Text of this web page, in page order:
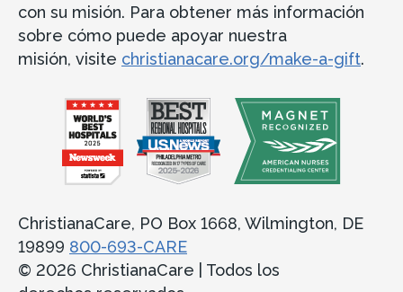
con su misión. Para obtener más información
sobre cómo puede apoyar nuestra
misión, visite christianacare.org/make-a-gift.
ChristianaCare, PO Box 1668, Wilmington, DE
19899 800-693-CARE
© 2026 ChristianaCare | Todos los